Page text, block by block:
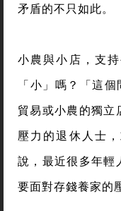
矛盾的不只如此。
小農與小店，支
「小」嗎？「這
貿易或小農的獨立
壓力的退休人士
說，最近很多年輕
要面對存錢養家的